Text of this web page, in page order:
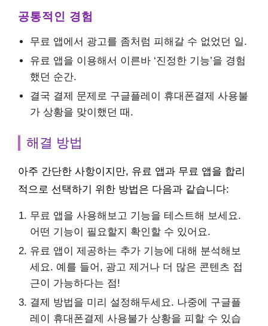
공통적인 경험
무료 앱에서 광고를 좀처럼 피해갈 수 없었던 일.
유료 앱을 이용해서 이른바 ‘진정한 기능’을 경험
했던 순간.
결국 결제 문제로 구글플레이 휴대폰결제 사용불
가 상황을 맞이했던 때.
해결 방법
아주 간단한 사항이지만, 유료 앱과 무료 앱을 합리
적으로 선택하기 위한 방법은 다음과 같습니다:
무료 앱을 사용해보고 기능을 테스트해 보세요.
어떤 기능이 필요할지 확인할 수 있어요.
유료 앱이 제공하는 추가 기능에 대해 분석해보
세요. 예를 들어, 광고 제거나 더 많은 콘텐츠 접
근이 가능하다는 점!
결제 방법을 미리 설정해두세요. 나중에 구글플
레이 휴대폰결제 사용불가 상황을 피할 수 있습